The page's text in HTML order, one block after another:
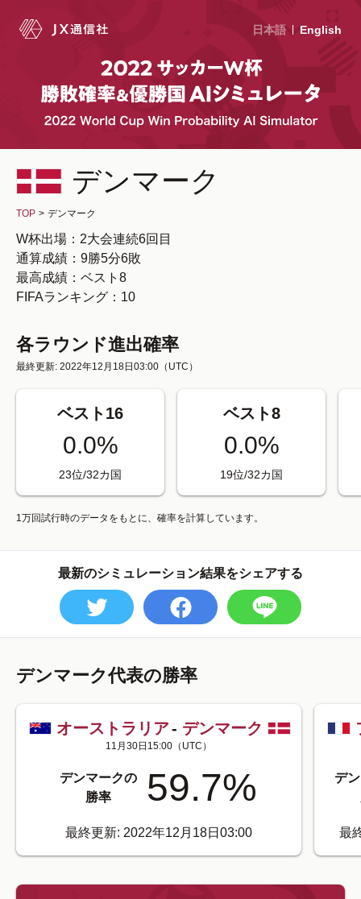
日本語 English
デンマーク
TOP > デンマーク
W杯出場：2大会連続6回目
通算成績：9勝5分6敗
最高成績：ベスト8
FIFAランキング：10
各ラウンド進出確率
最終更新: 2022年12月18日03:00 （UTC）
ベスト16
0.0%
23位/32カ国
ベスト8
0.0%
19位/32カ国
1万回試行時のデータをもとに、確率を計算しています。
最新のシミュレーション結果をシェアする
デンマーク代表の勝率
オーストラリア- デンマーク
11月30日15:00（UTC）
デンマークの
勝率
59.7%
最終更新: 2022年12月18日03:00
デ
最